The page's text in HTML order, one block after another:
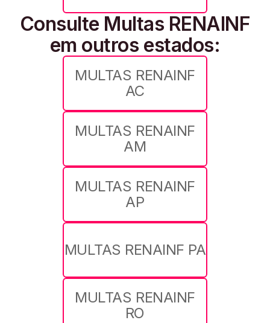
Consulte Multas RENAINF
em outros estados:
MULTAS RENAINF
AC
MULTAS RENAINF
AM
MULTAS RENAINF
AP
MULTAS RENAINF PA
MULTAS RENAINF
RO